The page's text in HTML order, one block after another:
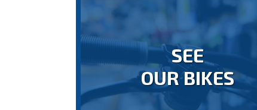
SEE
OUR BIKES